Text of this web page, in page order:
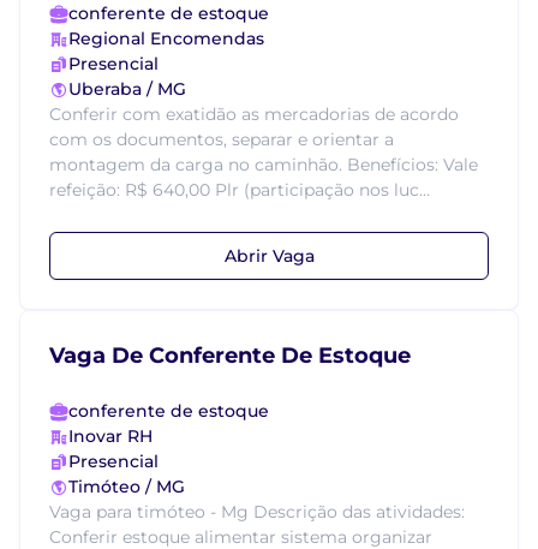
conferente de estoque
Regional Encomendas
Presencial
Uberaba / MG
Conferir com exatidão as mercadorias de acordo
com os documentos, separar e orientar a
montagem da carga no caminhão. Benefícios: Vale
refeição: R$ 640,00 Plr (participação nos luc...
Abrir Vaga
Vaga De Conferente De Estoque
conferente de estoque
Inovar RH
Presencial
Timóteo / MG
Vaga para timóteo - Mg Descrição das atividades:
Conferir estoque alimentar sistema organizar